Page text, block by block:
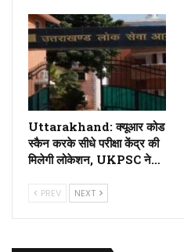
Uttarakhand: क्यूआर कोड
स्कैन करके सीधे परीक्षा केंद्र की
मिलेगी लोकेशन, UKPSC ने…
PREV NEXT